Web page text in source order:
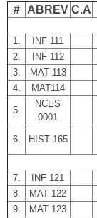
#
ABREV C.A
1. INF 111
2.
INF 112
3.
MAT 113
4.
MAT114
5.
NCES
0001
6. HIST 165
7. INF 121
8.
MAT 122
9.
MAT 123